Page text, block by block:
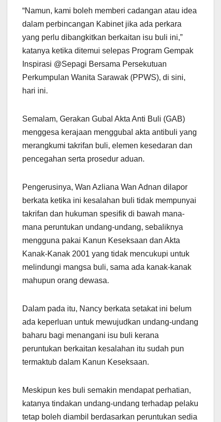
“Namun, kami boleh memberi cadangan atau idea
dalam perbincangan Kabinet jika ada perkara
yang perlu dibangkitkan berkaitan isu buli ini,”
katanya ketika ditemui selepas Program Gempak
Inspirasi @Sepagi Bersama Persekutuan
Perkumpulan Wanita Sarawak (PPWS), di sini,
hari ini.
Semalam, Gerakan Gubal Akta Anti Buli (GAB)
menggesa kerajaan menggubal akta antibuli yang
merangkumi takrifan buli, elemen kesedaran dan
pencegahan serta prosedur aduan.
Pengerusinya, Wan Azliana Wan Adnan dilapor
berkata ketika ini kesalahan buli tidak mempunyai
takrifan dan hukuman spesifik di bawah mana-
mana peruntukan undang-undang, sebaliknya
mengguna pakai Kanun Keseksaan dan Akta
Kanak-Kanak 2001 yang tidak mencukupi untuk
melindungi mangsa buli, sama ada kanak-kanak
mahupun orang dewasa.
Dalam pada itu, Nancy berkata setakat ini belum
ada keperluan untuk mewujudkan undang-undang
baharu bagi menangani isu buli kerana
peruntukan berkaitan kesalahan itu sudah pun
termaktub dalam Kanun Keseksaan.
Meskipun kes buli semakin mendapat perhatian,
katanya tindakan undang-undang terhadap pelaku
tetap boleh diambil berdasarkan peruntukan sedia